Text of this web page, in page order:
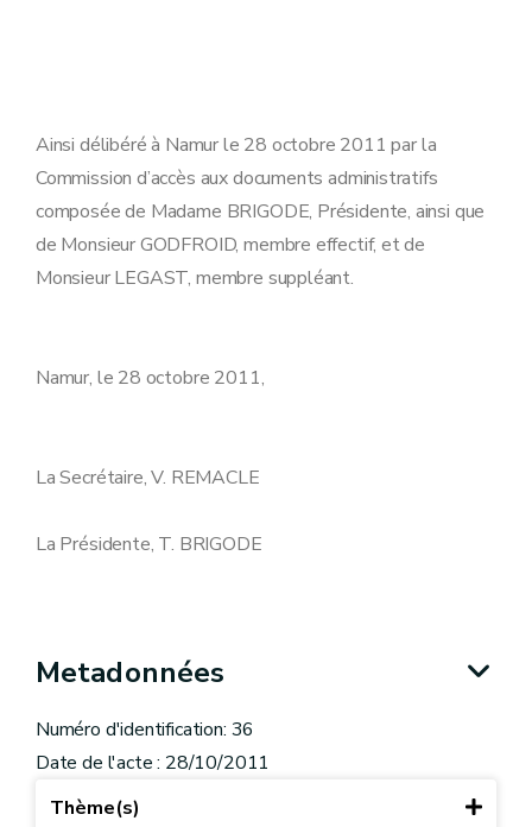
Ainsi délibéré à Namur le 28 octobre 2011 par la
Commission d’accès aux documents administratifs
composée de Madame BRIGODE, Présidente, ainsi que
de Monsieur GODFROID, membre effectif, et de
Monsieur LEGAST, membre suppléant.
Namur, le 28 octobre 2011,
La Secrétaire, V. REMACLE
La Présidente, T. BRIGODE
Metadonnées
Numéro d'identification: 36
Date de l'acte : 28/10/2011
Thème(s)